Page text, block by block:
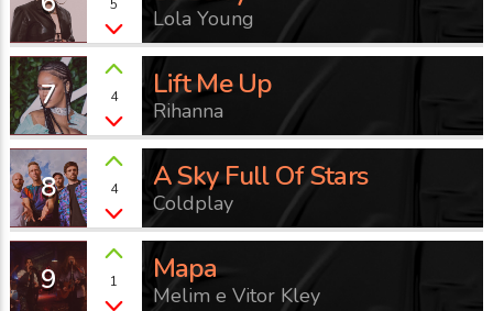
5
Lola Young
7 4 Lift Me Up
Rihanna
8 4 A Sky Full Of Stars
Coldplay
9 1 Mapa
Melim e Vitor Kley